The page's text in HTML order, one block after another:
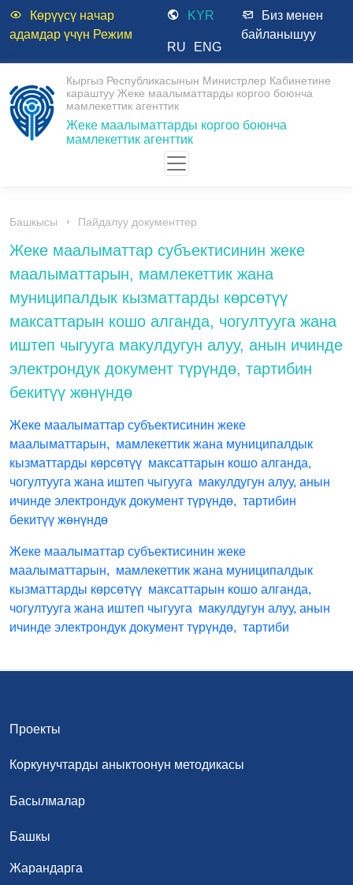
Көрүүсү начар
адамдар үчүн Режим
KYR
RU ENG
Биз менен
байланышуу
Кыргыз Республикасынын Министрлер Кабинетине
караштуу Жеке маалыматтарды коргоо боюнча
мамлекеттик агенттик
Жеке маалыматтарды коргоо боюнча
мамлекеттик агенттик
Башкысы Пайдалуу документтер
Жеке маалыматтар субъектисинин жеке
маалыматтарын, мамлекеттик жана
муниципалдык кызматтарды көрсөтүү
максаттарын кошо алганда, чогултууга жана
иштеп чыгууга макулдугун алуу, анын ичинде
электрондук документ түрүндө, тартибин
бекитүү жөнүндө
Жеке маалыматтар субъектисинин жеке
маалыматтарын, мамлекеттик жана муниципалдык
кызматтарды көрсөтүү максаттарын кошо алганда,
чогултууга жана иштеп чыгууга макулдугун алуу, анын
ичинде электрондук документ түрүндө, тартибин
бекитүү жөнүндө
Жеке маалыматтар субъектисинин жеке
маалыматтарын, мамлекеттик жана муниципалдык
кызматтарды көрсөтүү максаттарын кошо алганда,
чогултууга жана иштеп чыгууга макулдугун алуу, анын
ичинде электрондук документ түрүндө, тартиби
Проекты
Коркунучтарды аныктоонун методикасы
Басылмалар
Башкы
Жарандарга